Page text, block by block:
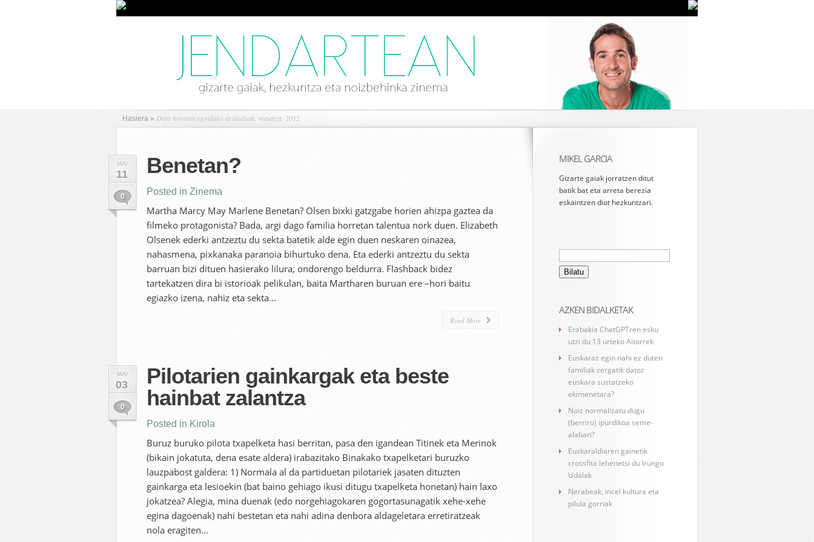
Hasiera » Data honetan egindako artikuluak: maiatza, 2012
MAI
11
0
Benetan?
Posted in Zinema
Martha Marcy May Marlene Benetan? Olsen bixki gatzgabe horien ahizpa gaztea da
filmeko protagonista? Bada, argi dago familia horretan talentua nork duen. Elizabeth
Olsenek ederki antzeztu du sekta batetik alde egin duen neskaren oinazea,
nahasmena, pixkanaka paranoia bihurtuko dena. Eta ederki antzeztu du sekta
barruan bizi dituen hasierako lilura, ondorengo beldurra. Flashback bidez
tartekatzen dira bi istorioak pelikulan, baita Martharen buruan ere –hori baitu
egiazko izena, nahiz eta sekta...
Read More
MAI
03
0
Pilotarien gainkargak eta beste
hainbat zalantza
Posted in Kirola
Buruz buruko pilota txapelketa hasi berritan, pasa den igandean Titinek eta Merinok
(bikain jokatuta, dena esate aldera) irabazitako Binakako txapelketari buruzko
lauzpabost galdera: 1) Normala al da partiduetan pilotariek jasaten dituzten
gainkarga eta lesioekin (bat baino gehiago ikusi ditugu txapelketa honetan) hain laxo
jokatzea? Alegia, mina duenak (edo norgehiagokaren gogortasunagatik xehe-xehe
egina dagoenak) nahi bestetan eta nahi adina denbora aldageletara erretiratzeak
nola eragiten...
MIKEL GARCIA
Gizarte gaiak jorratzen ditut
batik bat eta arreta berezia
eskaintzen diot hezkuntzari.
Bilatu:
AZKEN BIDALKETAK
Erabakia ChatGPTren esku
utzi du 13 urteko Aitorrek
Euskaraz egin nahi ez duten
familiak zergatik datoz
euskara sustatzeko
ekimenetara?
Noiz normalizatu dugu
(berriro) ipurdikoa seme-
alabari?
Euskaraldiaren gainetik
crossfita lehenetsi du Irungo
Udalak
Nerabeak, incel kultura eta
pilula gorriak